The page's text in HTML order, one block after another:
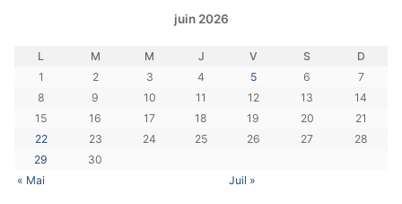
juin 2026
L M M J V S D
« Mai Juil »
1 2 3 4 5 6
7
8
9 10 11 12 13
14
15
16 17 18 19 20
21
22
23 24 25 26 27
28
29
30